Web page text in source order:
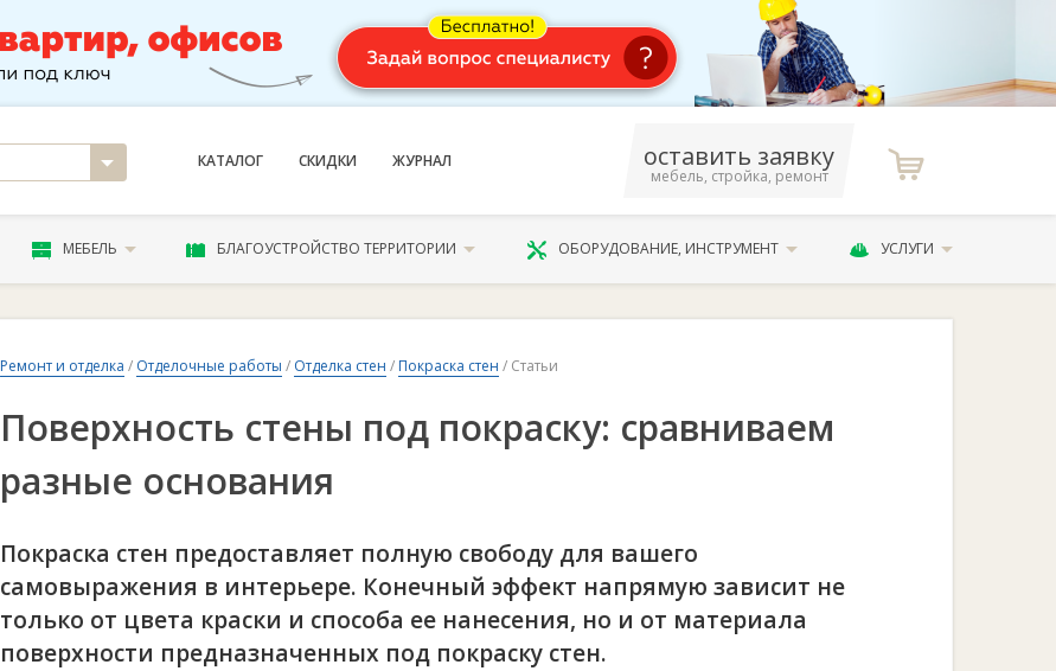
КАТАЛОГ СКИДКИ ЖУРНАЛ оставить заявку
мебель, стройка, ремонт
МЕБЕЛЬ БЛАГОУСТРОЙСТВО ТЕРРИТОРИИ ОБОРУДОВАНИЕ, ИНСТРУМЕНТ УСЛУГИ
Ремонт и отделка / Отделочные работы / Отделка стен / Покраска стен / Статьи
Поверхность стены под покраску: сравниваем
разные основания
Покраска стен предоставляет полную свободу для вашего
самовыражения в интерьере. Конечный эффект напрямую зависит не
только от цвета краски и способа ее нанесения, но и от материала
поверхности предназначенных под покраску стен.